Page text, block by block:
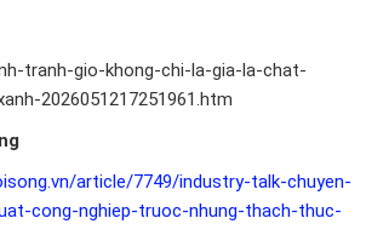
tranh-gio-khong-chi-la-gia-la-chat-
2026051217251961.htm
article/7749/industry-talk-chuyen-
cong-nghiep-truoc-nhung-thach-thuc-